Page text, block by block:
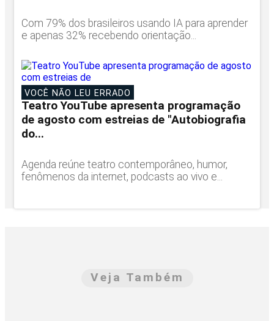
Com 79% dos brasileiros usando IA para aprender
e apenas 32% recebendo orientação...
VOCÊ NÃO LEU ERRADO
Teatro YouTube apresenta programação
de agosto com estreias de "Autobiografia
do...
Agenda reúne teatro contemporâneo, humor,
fenômenos da internet, podcasts ao vivo e...
Veja Também